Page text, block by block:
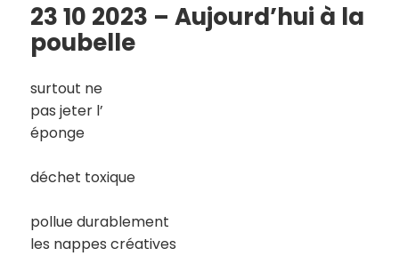
23 10 2023 – Aujourd’hui à la
poubelle
surtout ne
pas jeter l’
éponge
déchet toxique
pollue durablement
les nappes créatives